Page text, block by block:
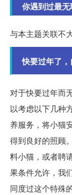
你遇到过最
与本主题关联不
快要过年了
对于快要过年而
以考虑以下几种
养服务，将小猫
得到良好的照顾
料小猫，或者聘
果条件允许，我
同度过这个特殊